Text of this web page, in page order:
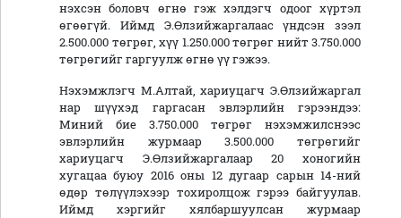
нэхсэн боловч өгнө гэж хэлдэгч одоог хүртэл
өгөөгүй. Иймд Э.Өлзийжаргалаас үндсэн зээл
2.500.000 төгрөг, хүү 1.250.000 төгрөг нийт 3.750.000
төгрөгийг гаргуулж өгнө үү гэжээ.
Нэхэмжлэгч М.Алтай, хариуцагч Э.Өлзийжаргал
нар шүүхэд гаргасан эвлэрлийн гэрээндээ:
Миний бие 3.750.000 төгрөг нэхэмжилснээс
эвлэрлийн журмаар 3.500.000 төгрөгийг
хариуцагч Э.Өлзийжаргалаар 20 хоногийн
хугацаа буюу 2016 оны 12 дугаар сарын 14-ний
өдөр төлүүлэхээр тохиролцож гэрээ байгуулав.
Иймд хэргийг хялбаршуулсан журмаар